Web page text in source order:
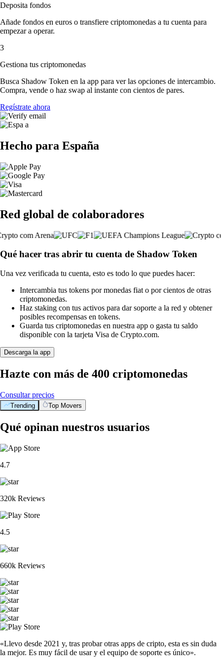
Deposita fondos
Añade fondos en euros o transfiere criptomonedas a tu cuenta para
empezar a operar.
3
Gestiona tus criptomonedas
Busca Shadow Token en la app para ver las opciones de intercambio.
Compra, vende o haz swap al instante con cientos de pares.
Regístrate ahora
Hecho para España
Red global de colaboradores
Qué hacer tras abrir tu cuenta de Shadow Token
Una vez verificada tu cuenta, esto es todo lo que puedes hacer:
Intercambia tus tokens por monedas fiat o por cientos de otras
criptomonedas.
Haz staking con tus activos para dar soporte a la red y obtener
posibles recompensas en tokens.
Guarda tus criptomonedas en nuestra app o gasta tu saldo
disponible con la tarjeta Visa de Crypto.com.
Descarga la app
Hazte con más de 400 criptomonedas
Consultar precios
Trending Top Movers
Qué opinan nuestros usuarios
4.7
320k Reviews
4.5
660k Reviews
«Llevo desde 2021 y, tras probar otras apps de cripto, esta es sin duda
la mejor. Es muy fácil de usar y el equipo de soporte es único».